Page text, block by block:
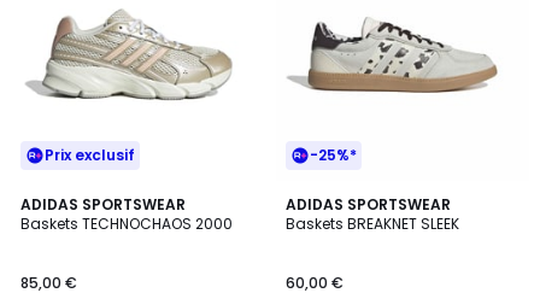
Prix exclusif
ADIDAS SPORTSWEAR
Baskets TECHNOCHAOS 2000
85,00 €
4,9
/ 5
-25%*
ADIDAS SPORTSWEAR
Baskets BREAKNET SLEEK
60,00 €
4,8
/ 5